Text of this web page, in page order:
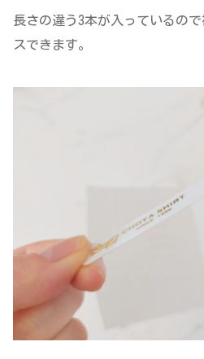
長さの違う3本が入っているの
スできます。